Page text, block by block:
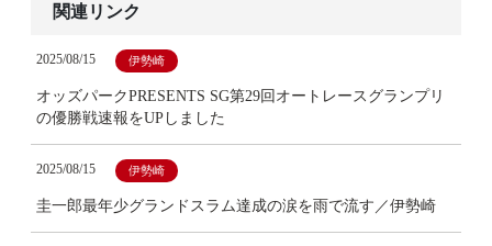
関連リンク
2025/08/15 伊勢崎
オッズパークPRESENTS SG第29回オートレースグランプリ
の優勝戦速報をUPしました
2025/08/15 伊勢崎
圭一郎最年少グランドスラム達成の涙を雨で流す／伊勢崎